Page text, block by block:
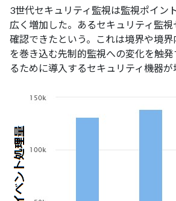
3世代セキュリティ監視は監視ポイン
広く増加した。あるセキュリティ監
確認できたという。これは境界や境
を巻き込む先制的監視への変化を触
るために導入するセキュリティ機器